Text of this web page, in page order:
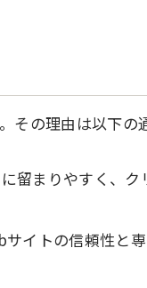
の理由は以下の
留まりやすく、ク
イトの信頼性と